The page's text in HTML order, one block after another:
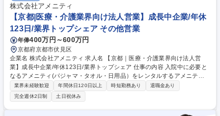
で、患者様、利用者様へのサービス向上に直結する為、大変やりがいのあ
るお仕事です。 ★2007年の設立以来、従業員数2,600名を超える企業に成
長した優良企業！ 募集職種 【前橋｜医療・介護業界向け法人営業】成長
中企業/年休123日/業界トップシェア
株式会社アメニティ
【京都|医療・介護業界向け法人営業】成長中企業/年休
123日/業界トップシェア その他営業
年俸400万円～600万円
京都府京都市伏見区
企業名 株式会社アメニティ 求人名 【京都｜医療・介護業界向け法人営
業】成長中企業/年休123日/業界トップシェア 仕事の内容 入院中に必要と
なるアメニティ(パジャマ・タオル・日用品）をレンタルするアメニティ
サポートシステムを提供している当社にて、病院・介護施設向けの提案営
業をお任せ致します。 アメニティのレンタルサービスの提案だけでなく、
人材派遣・紹介等幅広く事業展開しているため、多角的に提案ができるこ
ともポイントの一つです。社会貢献性も高く、今後の高齢化社会において
業界未経験歓迎 年間休日120日以上 時短勤務あり
退職金あり
完全週休2日制
土日祝休み